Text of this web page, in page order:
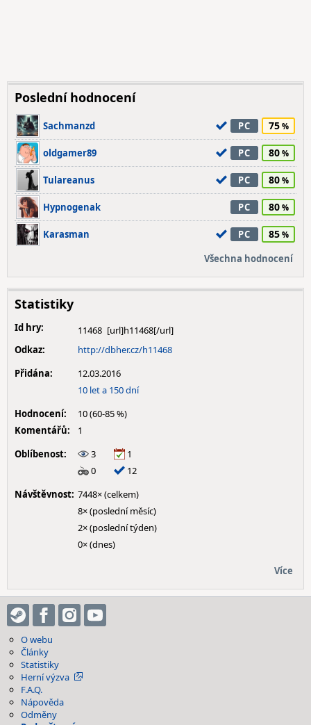
Poslední hodnocení
Sachmanzd PC 75
oldgamer89 PC 80
Tulareanus PC 80
Hypnogenak PC 80
Karasman PC 85
Všechna hodnocení
Statistiky
Id hry:
11468
Odkaz:
http://dbher.cz/h11468
Přidána:
12.03.2016
10 let a 150 dní
Hodnocení:
10 (60-85 %)
Komentářů:
1
Oblíbenost:
3
1
0
12
Návštěvnost: 7448× (celkem)
8× (poslední měsíc)
2× (poslední týden)
0× (dnes)
Více
O webu
Články
Statistiky
Herní výzva
F.A.Q.
Nápověda
Odměny